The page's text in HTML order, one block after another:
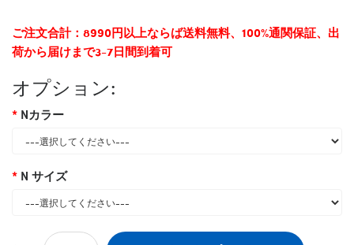
ご注文合計：8990円以上ならば送料無料、100%通関保証、出
荷から届けまで3-7日間到着可
オプション:
Nカラー
N サイズ